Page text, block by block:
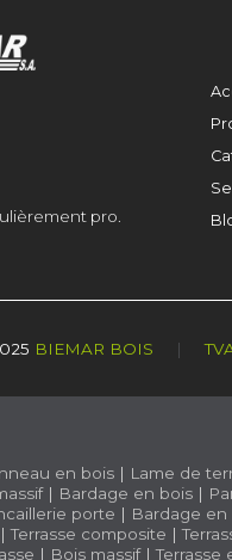
pro.
BIEMAR BOIS |
en bois | Lame de
| Bardage en bois |
porte | Bardage en
|Terrasse composite |
| Bois massif|Terrasse